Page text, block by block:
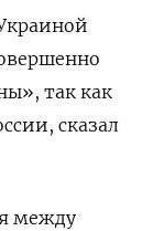
так как
сказал
между